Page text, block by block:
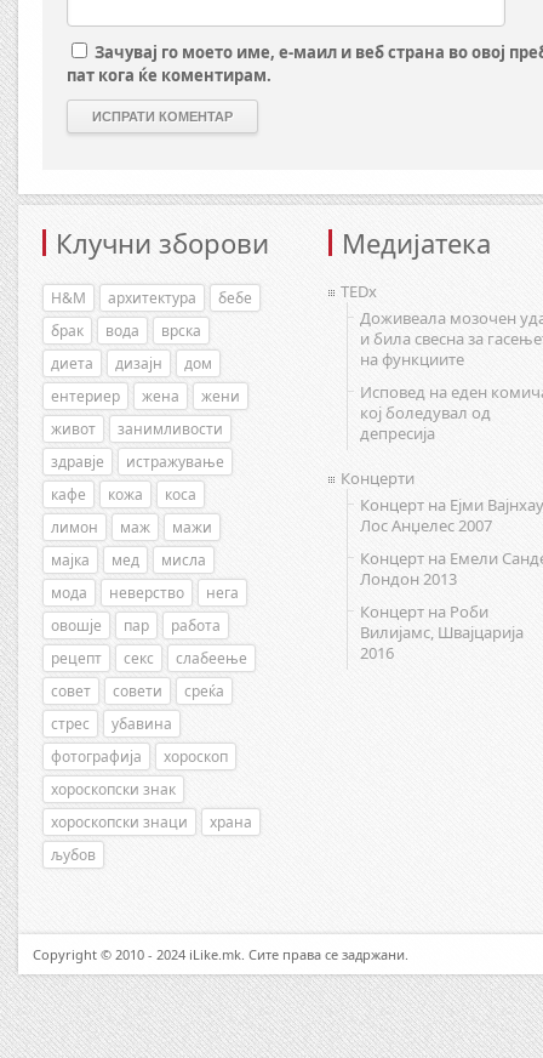
Зачувај го моето име, е-маил и веб страна во овој
пат кога ќе коментирам.
Клучни зборови
H&M архитектура
бебе
брак
вода
врска
диета
дизајн
дом
ентериер
жена
жени
живот
занимливости
здравје
истражување
кафе
кожа
коса
лимон
маж
мажи
мајка
мед
мисла
мода
неверство
нега
овошје
пар
работа
рецепт
секс
слабеење
совет
совети
среќа
стрес
убавина
фотографија
хороскоп
хороскопски знак
хороскопски знаци
храна
љубов
Медијатека
TEDx
Доживеала мозочен
и била свесна за
на функциите
Исповед на еден
кој боледувал од
депресија
Концерти
Концерт на Ејми
Лос Анџелес 2007
Концерт на Емели
Лондон 2013
Концерт на Роби
Вилијамс, Швајцарија
2016
Copyright © 2010 - 2024 iLike.mk. Сите права се задржани.